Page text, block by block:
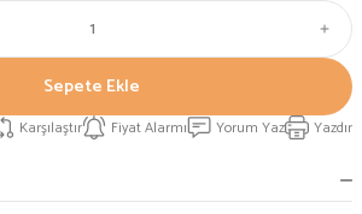
Sepete Ekle
Karşılaştır Fiyat Alarmı Yorum Yaz Yazdır